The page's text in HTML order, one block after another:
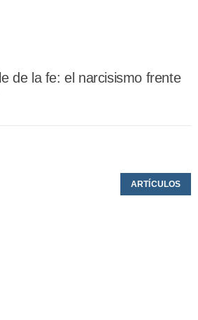
de la fe: el narcisismo frente
ARTÍCULOS